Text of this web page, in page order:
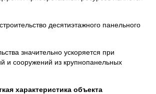
десятиэтажного панельного
значительно ускоряется при
и сооружений из крупнопанельных
характеристика объекта